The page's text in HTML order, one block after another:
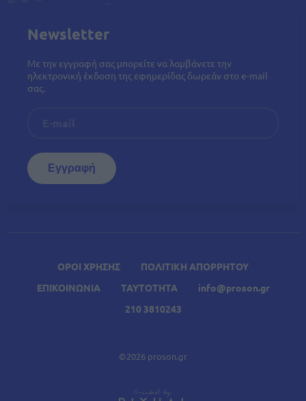
ΟΡΟΙ ΧΡΗΣΗΣ
ΠΟΛΙΤΙΚΗ ΑΠΟΡΡΗΤΟΥ
ΕΠΙΚΟΙΝΩΝΙΑ
ΤΑΥΤΟΤΗΤΑ
info@proson.gr
210 3810243
©2026 proson.gr
Newsletter
Με την εγγραφή σας μπορείτε να λαμβάνετε την
ηλεκτρονική έκδοση της εφημερίδας δωρεάν στο e-mail
σας.